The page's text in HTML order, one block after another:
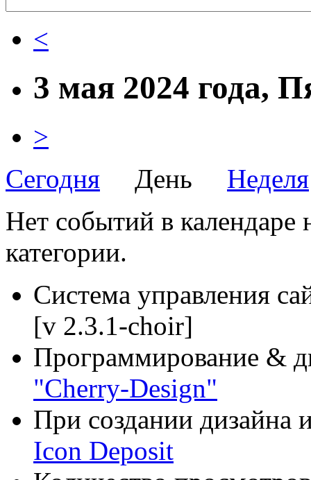
<
3 мая 2024 года,
>
Сегодня День Неделя
Нет событий в календаре
категории.
Система управления
[v 2.3.1-choir]
Программирование &
"Cherry-Design"
При создании дизайна
Icon Deposit